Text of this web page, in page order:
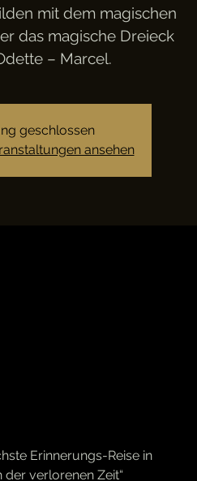
mit dem magischen
das magische Dreieck
– Marcel.
geschlossen
ansehen
Erinnerungs-Reise in
verlorenen Zeit“